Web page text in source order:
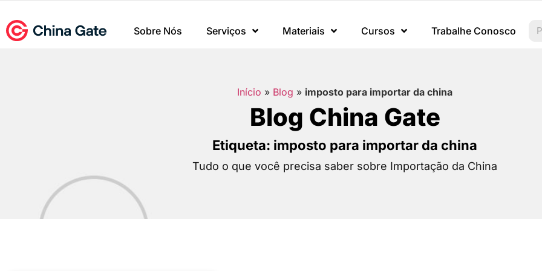
Sobre Nós Serviços Materiais Cursos Trabalhe Conosco
Início » Blog » imposto para importar da china
Blog China Gate
Etiqueta: imposto para importar da china
Tudo o que você precisa saber sobre Importação da China